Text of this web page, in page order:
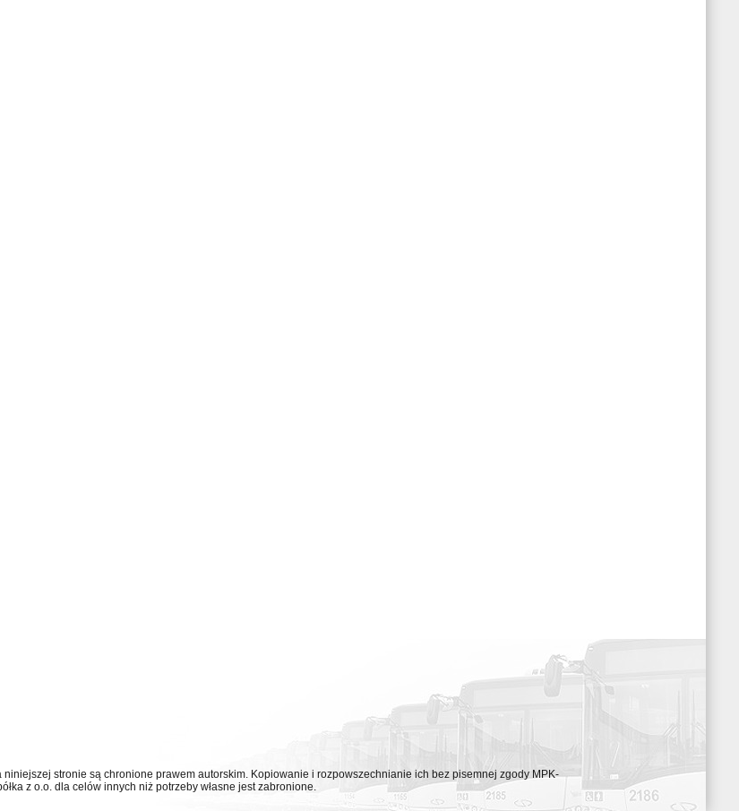
niniejszej stronie są chronione prawem autorskim. Kopiowanie i rozpowszechnianie ich bez pisemnej zgody MPK-
z o.o. dla celów innych niż potrzeby własne jest zabronione.